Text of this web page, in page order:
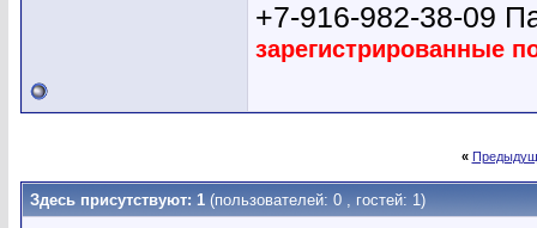
+7-916-982-38-09
зарегистрированные
«
Здесь присутствуют: 1 (пользователей: 0 , гостей: 1)